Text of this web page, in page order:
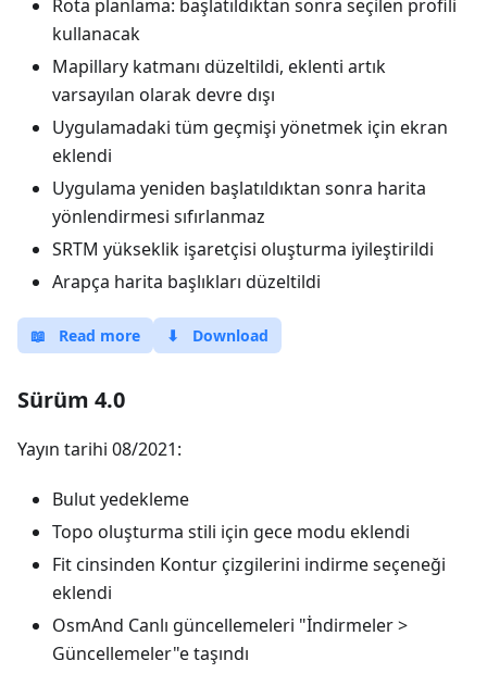
Rota planlama: başlatıldıktan sonra seçilen profili
kullanacak
Mapillary katmanı düzeltildi, eklenti artık
varsayılan olarak devre dışı
Uygulamadaki tüm geçmişi yönetmek için ekran
eklendi
Uygulama yeniden başlatıldıktan sonra harita
yönlendirmesi sıfırlanmaz
SRTM yükseklik işaretçisi oluşturma iyileştirildi
Arapça harita başlıkları düzeltildi
📖 Read more ⬇ Download
Sürüm 4.0
Yayın tarihi 08/2021:
Bulut yedekleme
Topo oluşturma stili için gece modu eklendi
Fit cinsinden Kontur çizgilerini indirme seçeneği
eklendi
OsmAnd Canlı güncellemeleri "İndirmeler >
Güncellemeler"e taşındı